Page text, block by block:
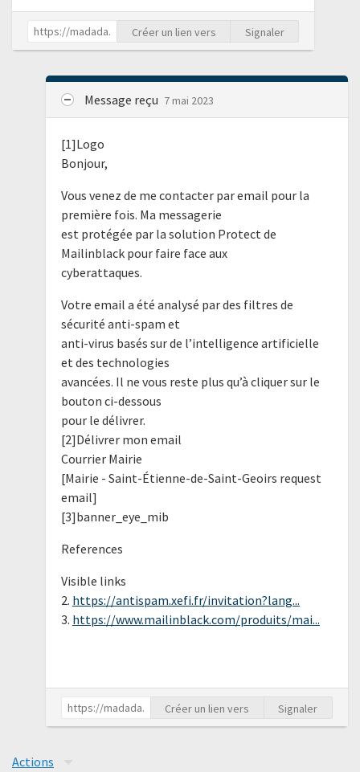
Créer un lien vers Signaler
Message reçu 7 mai 2023
[1]Logo
Bonjour,
Vous venez de me contacter par email pour la
première fois. Ma messagerie
est protégée par la solution Protect de
Mailinblack pour faire face aux
cyberattaques.
Votre email a été analysé par des filtres de
sécurité anti-spam et
anti-virus basés sur de l’intelligence artificielle
et des technologies
avancées. Il ne vous reste plus qu’à cliquer sur le
bouton ci-dessous
pour le délivrer.
[2]Délivrer mon email
Courrier Mairie
[Mairie - Saint-Étienne-de-Saint-Geoirs request
email]
[3]banner_eye_mib
References
Visible links
2. https://antispam.xefi.fr/invitation?lang...
3. https://www.mailinblack.com/produits/mai...
Créer un lien vers Signaler
Actions